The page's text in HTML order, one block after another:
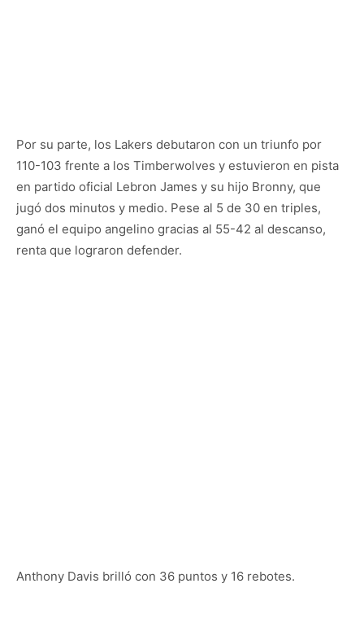
Por su parte, los Lakers debutaron con un triunfo por
110-103 frente a los Timberwolves y estuvieron en pista
en partido oficial Lebron James y su hijo Bronny, que
jugó dos minutos y medio. Pese al 5 de 30 en triples,
ganó el equipo angelino gracias al 55-42 al descanso,
renta que lograron defender.
Anthony Davis brilló con 36 puntos y 16 rebotes.